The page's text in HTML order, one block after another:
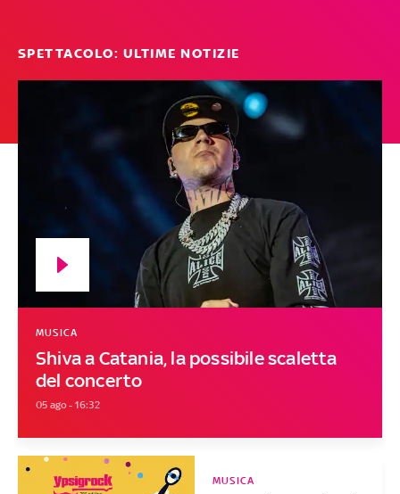
SPETTACOLO: ULTIME NOTIZIE
Shiva a Catania, la possibile scaletta
del concerto
MUSICA
05 ago - 16:32
MUSICA